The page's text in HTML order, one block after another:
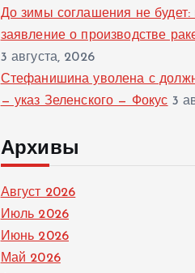
До зимы соглашения не
заявление о производстве
3 августа, 2026
Стефанишина уволена с
— указ Зеленского — Фокус 3
Архивы
Август 2026
Июль 2026
Июнь 2026
Май 2026